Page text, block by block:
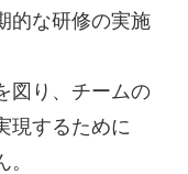
的な研修の実施
図り、チームの
現するために